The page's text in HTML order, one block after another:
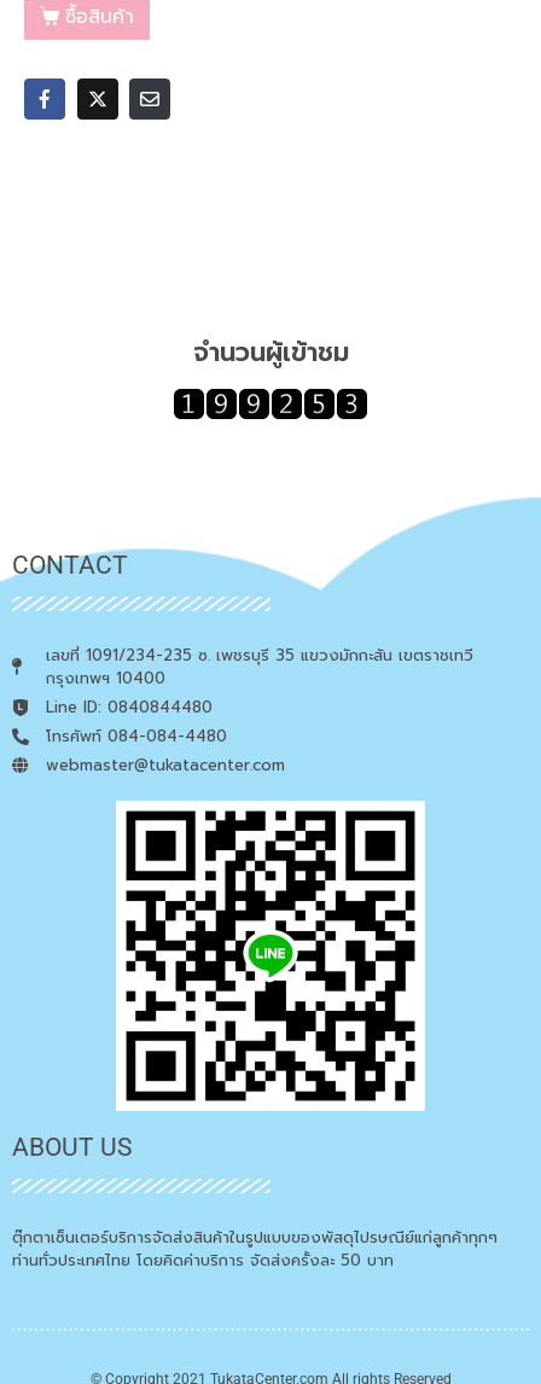
ซื้อสินค้า
จำนวนผู้เข้าชม
CONTACT
เลขที่ 1091/234-235 ซ. เพชรบุรี 35 แขวงมักกะสัน เขตราชเทวี
กรุงเทพฯ 10400
Line ID: 0840844480
โทรศัพท์ 084-084-4480
webmaster@tukatacenter.com
ABOUT US
ตุ๊กตาเซ็นเตอร์บริการจัดส่งสินค้าในรูปแบบของพัสดุไปรษณีย์แก่ลูกค้าทุกๆ
ท่านทั่วประเทศไทย โดยคิดค่าบริการ จัดส่งครั้งละ 50 บาท
© Copyright 2021 TukataCenter.com All rights Reserved